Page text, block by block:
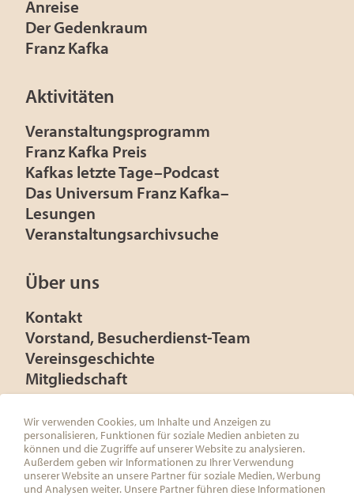
Anreise
Der Gedenkraum
Franz Kafka
Aktivitäten
Veranstaltungsprogramm
Franz Kafka Preis
Kafkas letzte Tage–Podcast
Das Universum Franz Kafka–
Lesungen
Veranstaltungsarchivsuche
Über uns
Kontakt
Vorstand, Besucherdienst-Team
Vereinsgeschichte
Mitgliedschaft
Presse
Förderer
Wir verwenden Cookies, um Inhalte und Anzeigen zu
personalisieren, Funktionen für soziale Medien anbieten zu
können und die Zugriffe auf unserer Website zu analysieren.
Außerdem geben wir Informationen zu Ihrer Verwendung
unserer Website an unsere Partner für soziale Medien, Werbung
und Analysen weiter. Unsere Partner führen diese Informationen